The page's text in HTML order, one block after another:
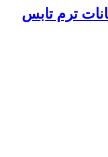
ترم تابس